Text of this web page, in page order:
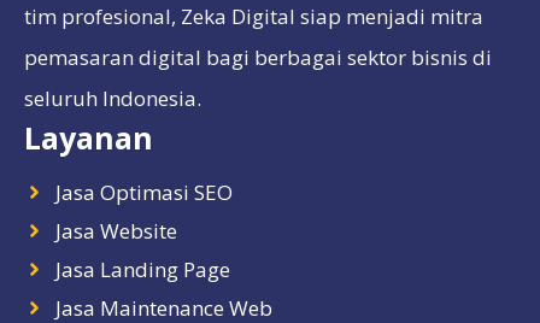
tim profesional, Zeka Digital siap menjadi mitra
pemasaran digital bagi berbagai sektor bisnis di
seluruh Indonesia.
Layanan
Jasa Optimasi SEO
Jasa Website
Jasa Landing Page
Jasa Maintenance Web